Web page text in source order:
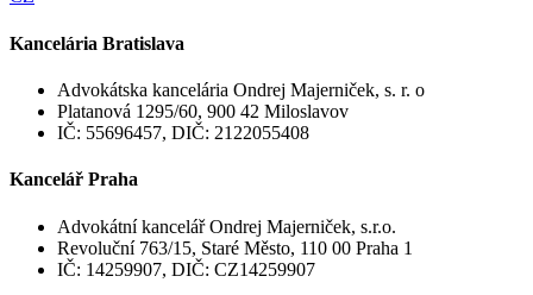
Kancelária Bratislava
Advokátska kancelária Ondrej Majerniček, s. r. o
Platanová 1295/60, 900 42 Miloslavov
IČ: 55696457, DIČ: 2122055408
Kancelář Praha
Advokátní kancelář Ondrej Majerniček, s.r.o.
Revoluční 763/15, Staré Město, 110 00 Praha 1
IČ: 14259907, DIČ: CZ14259907